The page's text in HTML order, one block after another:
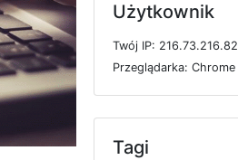
Użytkownik
Twój IP: 216.73.216.82
Przeglądarka: Chrome
Tagi